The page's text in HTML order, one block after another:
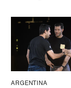
ARGENTINA